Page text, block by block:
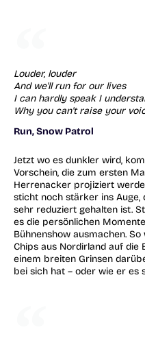
Louder, louder
And we'll run for our lives
I can hardly speak I
Why you can't raise your
Run, Snow Patrol
Jetzt wo es dunkler wird,
Vorschein, die zum ersten
Herrenacker projiziert
sticht noch stärker ins Auge,
sehr reduziert gehalten ist.
es die persönlichen
Bühnenshow ausmachen.
Chips aus Nordirland auf die
einem breiten Grinsen
bei sich hat – oder wie er es